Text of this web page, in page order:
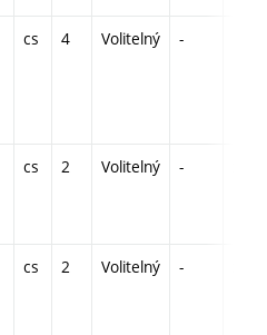
cs 4 Volitelný -
cs 2 Volitelný -
cs 2 Volitelný -